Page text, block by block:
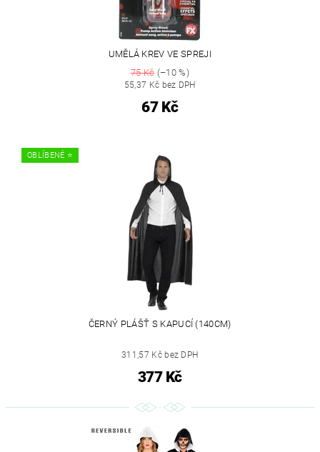
UMĚLÁ KREV VE SPREJI
75 Kč(–10 %)
55,37 Kč bez DPH
67 Kč
OBLÍBENÉ ⭐️
ČERNÝ PLÁŠŤ S KAPUCÍ (140CM)
311,57 Kč bez DPH
377 Kč